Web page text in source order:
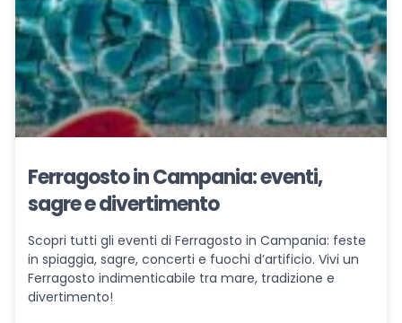
Ferragosto in Campania: eventi,
sagre e divertimento
Scopri tutti gli eventi di Ferragosto in Campania: feste
in spiaggia, sagre, concerti e fuochi d’artificio. Vivi un
Ferragosto indimenticabile tra mare, tradizione e
divertimento!